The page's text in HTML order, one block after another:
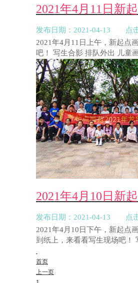
2021年4月11日新
发布日期：2021-04-13 点
2021年4月11日上午，新起点
吧！ 写生合影 排队外出 儿童
2021年4月10日新
发布日期：2021-04-13 点
2021年4月10日下午，新起点
到纸上，来看看写生现场吧！
首页
上一页